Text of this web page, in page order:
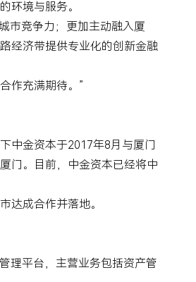
环境与服务。
市竞争力；更加主动融入厦
经济带提供专业化的创新金融
作充满期待。”
中金资本于2017年8月与厦门
门。目前，中金资本已经将中
达成合作并落地。
理平台，主营业务包括资产管